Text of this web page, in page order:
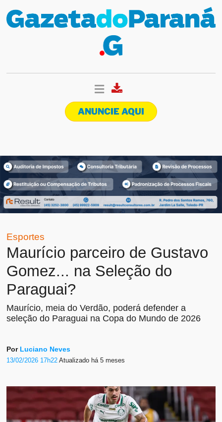
ANUNCIE AQUI
Esportes
Maurício parceiro de Gustavo
Gomez... na Seleção do
Paraguai?
Maurício, meia do Verdão, poderá defender a
seleção do Paraguai na Copa do Mundo de 2026
Por Luciano Neves
13/02/2026 17h22Atualizado há 5 meses